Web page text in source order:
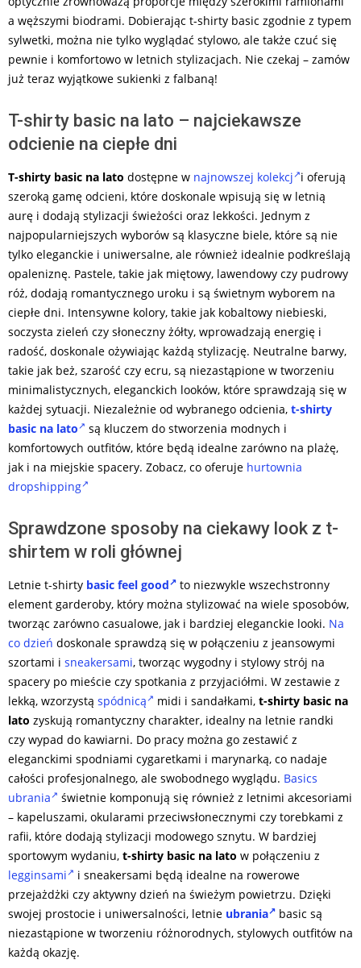
a węższymi biodrami. Dobierając t-shirty basic zgodnie z typem
sylwetki, można nie tylko wyglądać stylowo, ale także czuć się
pewnie i komfortowo w letnich stylizacjach. Nie czekaj – zamów
już teraz wyjątkowe sukienki z falbaną!
T-shirty basic na lato – najciekawsze
odcienie na ciepłe dni
T-shirty basic na lato dostępne w najnowszej kolekcj i oferują
szeroką gamę odcieni, które doskonale wpisują się w letnią
aurę i dodają stylizacji świeżości oraz lekkości. Jednym z
najpopularniejszych wyborów są klasyczne biele, które są nie
tylko eleganckie i uniwersalne, ale również idealnie podkreślają
opaleniznę. Pastele, takie jak miętowy, lawendowy czy pudrowy
róż, dodają romantycznego uroku i są świetnym wyborem na
ciepłe dni. Intensywne kolory, takie jak kobaltowy niebieski,
soczysta zieleń czy słoneczny żółty, wprowadzają energię i
radość, doskonale ożywiając każdą stylizację. Neutralne barwy,
takie jak beż, szarość czy ecru, są niezastąpione w tworzeniu
minimalistycznych, eleganckich looków, które sprawdzają się w
każdej sytuacji. Niezależnie od wybranego odcienia, t-shirty
basic na lato
są kluczem do stworzenia modnych i
komfortowych outfitów, które będą idealne zarówno na plażę,
jak i na miejskie spacery. Zobacz, co oferuje hurtownia
dropshipping
Sprawdzone sposoby na ciekawy look z t-
shirtem w roli głównej
Letnie t-shirty basic feel good
to niezwykle wszechstronny
element garderoby, który można stylizować na wiele sposobów,
tworząc zarówno casualowe, jak i bardziej eleganckie looki. Na
co dzień doskonale sprawdzą się w połączeniu z jeansowymi
szortami i sneakersami, tworząc wygodny i stylowy strój na
spacery po mieście czy spotkania z przyjaciółmi. W zestawie z
lekką, wzorzystą spódnicą midi i sandałkami, t-shirty basic na
lato zyskują romantyczny charakter, idealny na letnie randki
czy wypad do kawiarni. Do pracy można go zestawić z
eleganckimi spodniami cygaretkami i marynarką, co nadaje
całości profesjonalnego, ale swobodnego wyglądu. Basics
ubrania
świetnie komponują się również z letnimi akcesoriami
– kapeluszami, okularami przeciwsłonecznymi czy torebkami z
rafii, które dodają stylizacji modowego sznytu. W bardziej
sportowym wydaniu, t-shirty basic na lato w połączeniu z
legginsami
i sneakersami będą idealne na rowerowe
przejażdżki czy aktywny dzień na świeżym powietrzu. Dzięki
swojej prostocie i uniwersalności, letnie ubrania
basic są
niezastąpione w tworzeniu różnorodnych, stylowych outfitów na
każdą okazję.